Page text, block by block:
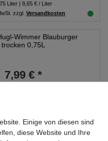
Liter| 8,65 € / Liter
zzgl. Versandkosten
Wimmer Blauburger
trocken 0,75L
7,99 € *
Wimmer Zweigelt Rosé
trocken 0,75L
Einige von diesen sind
diese Website und Ihre